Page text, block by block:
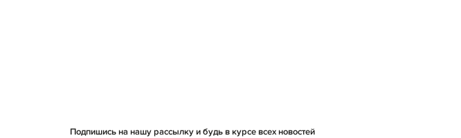
Подпишись на нашу рассылку и будь в курсе всех новостей